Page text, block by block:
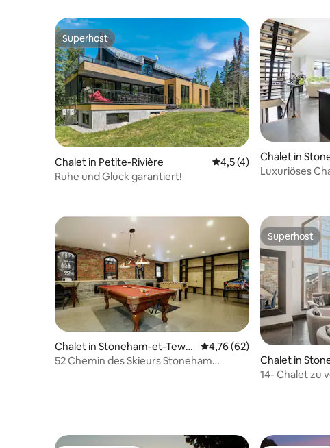
Superhost
Superhost
Chalet in Petite-Rivière Durchschnittliche
4,5 (4)
Ruhe und Glück garantiert!
Chalet in
ury
Luxuriöses
Chalet in Stoneham-et-Tewk
esbury
Durchschnittliche
4,76 (62)
52 Chemin des Skieurs Stoneham
Superhost
Superhost
Chalet in
esbury
14- Chalet zu